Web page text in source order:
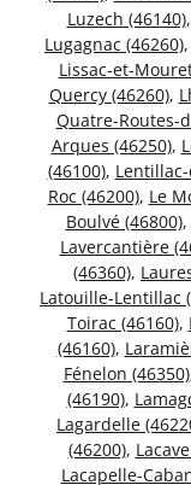
Luzech (46140),
Lugagnac (46260),
Lissac-et-
Quercy (46260),
Quatre-Routes-
Arques (46250),
(46100),
Roc (46200), Le
Boulvé (46800),
Lavercantière
(46360),
Latouille-Lentillac
Toirac (46160),
(46160),
Fénelon (46350)
(46190),
Lagardelle
(46200),
Lacapelle-